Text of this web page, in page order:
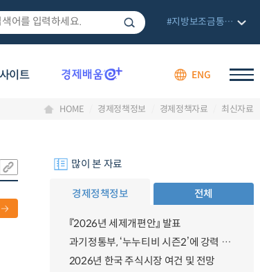
이트 ENG
#지방보조금통합관리망
HOME 경제정책정보 경제정책자료 최신자료
많이 본 자료
경제정책정보 전체
『2026년 세제개편안』 발표
과기정통부, ‘누누티비 시즌2’에 강력 대응 의지 밝혀
2026년 한국 주식시장 여건 및 전망